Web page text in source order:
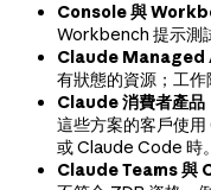
Console 與
Workbench 提示測
Claude Managed
有狀態的資源；工作
Claude 消費者產品
這些方案的客戶使
或 Claude Code 時。
Claude Teams 與